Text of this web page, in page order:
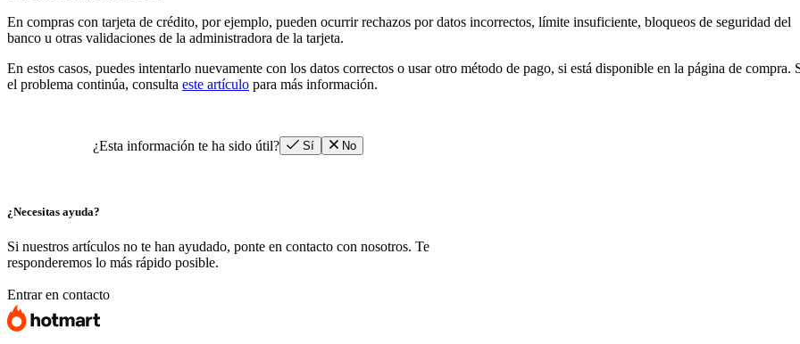
En compras con tarjeta de crédito, por ejemplo, pueden ocurrir rechazos por datos incorrectos, límite insuficiente, bloqueos de seguridad del
banco u otras validaciones de la administradora de la tarjeta.
En estos casos, puedes intentarlo nuevamente con los datos correctos o usar otro método de pago, si está disponible en la página de compra.
el problema continúa, consulta este artículo para más información.
¿Esta información te ha sido útil? Sí No
¿Necesitas ayuda?
Si nuestros artículos no te han ayudado, ponte en contacto con nosotros. Te
responderemos lo más rápido posible.
Entrar en contacto